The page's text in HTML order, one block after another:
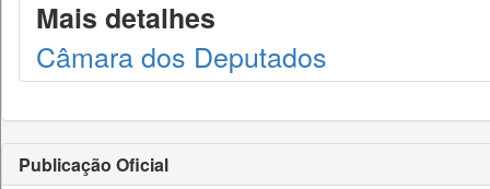
Mais detalhes
Câmara dos Deputados
Publicação Oficial